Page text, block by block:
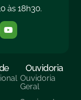
às 18h30.
Ouvidoria
Ouvidoria
Geral